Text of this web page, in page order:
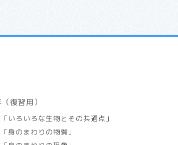
復習用）
いろいろな生物とその共通点」
身のまわりの物質」